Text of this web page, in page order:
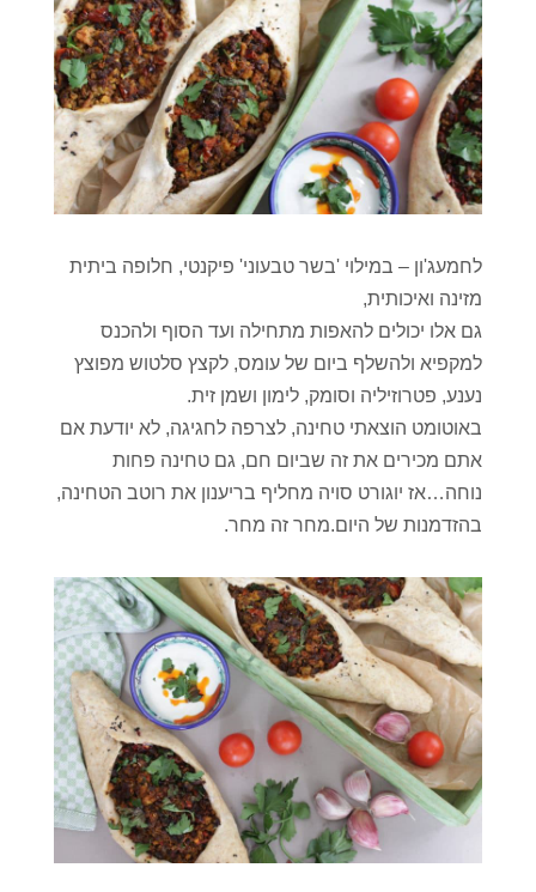
לחמעג'ון – במילוי 'בשר טבעוני' פיקנטי, חלופה ביתית
מזינה ואיכותית,
גם אלו יכולים להאפות מתחילה ועד הסוף ולהכנס
למקפיא ולהשלף ביום של עומס, לקצץ סלטוש מפוצץ
נענע, פטרוזיליה וסומק, לימון ושמן זית.
באוטומט הוצאתי טחינה, לצרפה לחגיגה, לא יודעת אם
אתם מכירים את זה שביום חם, גם טחינה פחות
נוחה…אז יוגורט סויה מחליף בריענון את רוטב הטחינה,
בהזדמנות של היום.מחר זה מחר.